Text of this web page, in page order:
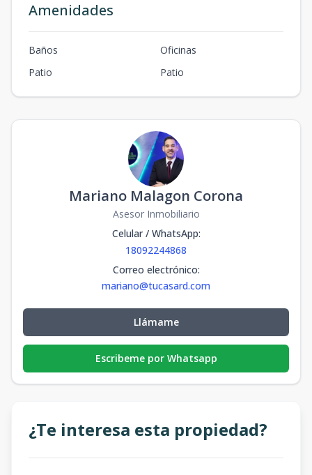
Amenidades
Baños
Oficinas
Patio
Patio
Mariano Malagon Corona
Asesor Inmobiliario
Celular / WhatsApp:
18092244868
Correo electrónico:
mariano@tucasard.com
Llámame
Escribeme por Whatsapp
¿Te interesa esta propiedad?